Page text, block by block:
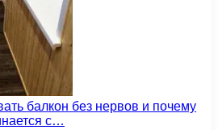
балкон без нервов и почему
с…